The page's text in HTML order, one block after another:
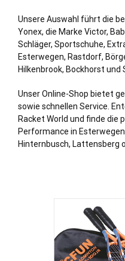
Unsere Auswahl führt die
Yonex, die Marke Victor,
Schläger, Sportschuhe,
Esterwegen, Rastdorf,
Hilkenbrook, Bockhorst und
Unser Online-Shop bietet
sowie schnellen Service.
Racket World und finde
Performance in
Hinternbusch, Lattensberg